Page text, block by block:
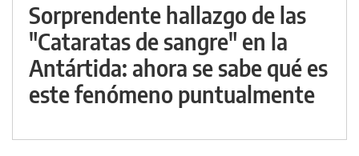
Sorprendente hallazgo de las
"Cataratas de sangre" en la
Antártida: ahora se sabe qué es
este fenómeno puntualmente